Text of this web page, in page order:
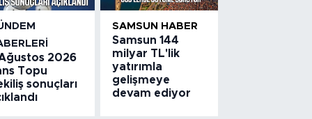
2026
Topu
sonuçları
SAMSUN HABER
Samsun 144
milyar TL'lik
yatırımla
gelişmeye
devam ediyor